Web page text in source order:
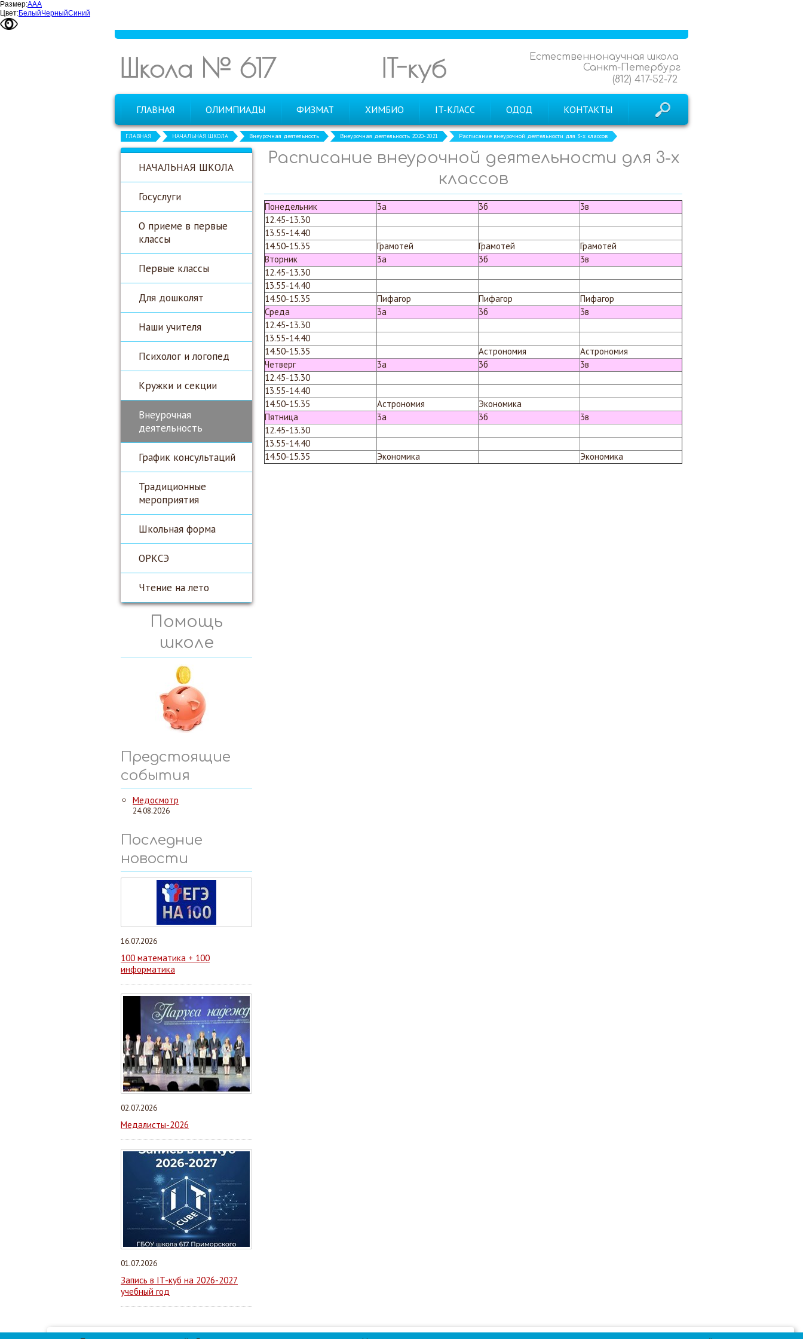
Размер:ААА
Цвет:БелыйЧерныйСиний
Школа № 617
Естественнонаучная школа
Санкт-Петербург
(812) 417-52-72
IT-куб
ГЛАВНАЯ ОЛИМПИАДЫ ФИЗМАТ ХИМБИО IT-КЛАСС ОДОД КОНТАКТЫ
ГЛАВНАЯ НАЧАЛЬНАЯ ШКОЛА Внеурочная деятельность Внеурочная деятельность 2020-2021 Расписание внеурочной деятельности для 3-х классов
НАЧАЛЬНАЯ ШКОЛА
Госуслуги
О приеме в первые
классы
Первые классы
Для дошколят
Наши учителя
Психолог и логопед
Кружки и секции
Внеурочная
деятельность
График консультаций
Традиционные
мероприятия
Школьная форма
ОРКСЭ
Чтение на лето
Помощь
школе
Предстоящие
события
Медосмотр
24.08.2026
Последние
новости
16.07.2026
100 математика + 100
информатика
02.07.2026
Медалисты-2026
01.07.2026
Запись в IT-куб на 2026-2027
учебный год
Расписание внеурочной деятельности для 3-х
классов
Понедельник 3а 3б
3в
12.45-13.30
13.55-14.40
14.50-15.35
Грамотей Грамотей
Грамотей
Вторник
3а 3б
3в
12.45-13.30
13.55-14.40
14.50-15.35
Пифагор Пифагор
Пифагор
Среда
3а 3б
3в
12.45-13.30
13.55-14.40
14.50-15.35
Астрономия
Астрономия
Четверг
3а 3б
3в
12.45-13.30
13.55-14.40
14.50-15.35
Астрономия
Экономика
Пятница
3а 3б
3в
12.45-13.30
13.55-14.40
14.50-15.35
Экономика Экономика